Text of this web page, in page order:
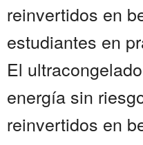
reinvertidos en
estudiantes en
El
energía sin
reinvertidos en